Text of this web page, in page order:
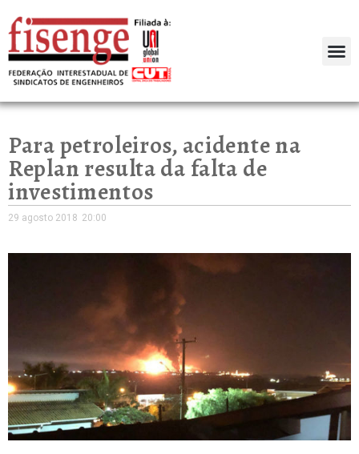
Para petroleiros, acidente na
Replan resulta da falta de
investimentos
29 agosto 2018 20:00